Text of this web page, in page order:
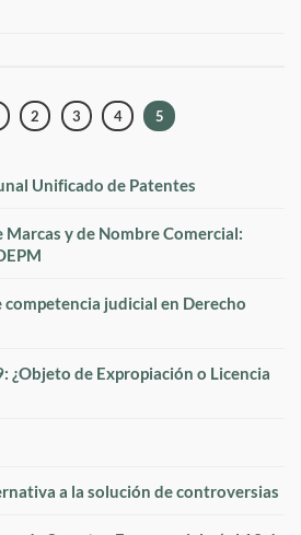
2 3 4 5
Unificado de Patentes
y de Nombre Comercial:
judicial en Derecho
¿Objeto de Expropiación o Licencia
a la solución de controversias